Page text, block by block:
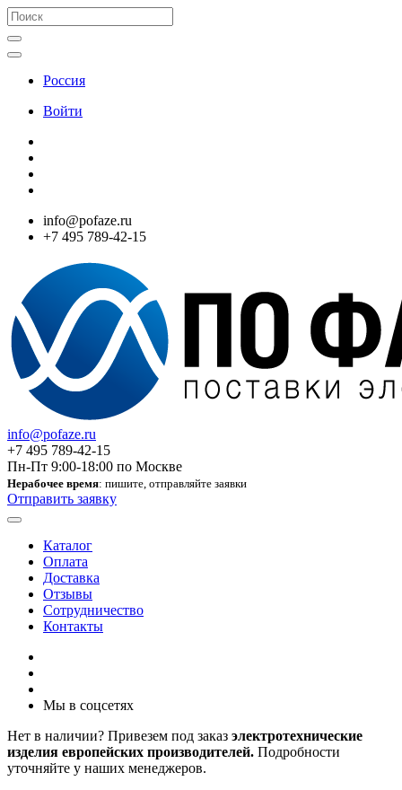
Россия
Войти
info@pofaze.ru
+7 495 789-42-15
info@pofaze.ru
+7 495 789-42-15
Пн-Пт 9:00-18:00 по Москве
Нерабочее время: пишите, отправляйте заявки
Отправить заявку
Каталог
Оплата
Доставка
Отзывы
Сотрудничество
Контакты
Мы в соцсетях
Нет в наличии? Привезем под заказ электротехнические
изделия европейских производителей. Подробности
уточняйте у наших менеджеров.